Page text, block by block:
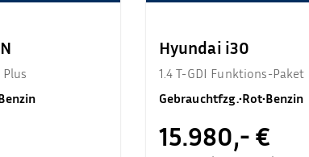
Hyundai i30
1.4 T-GDI Funktions-Paket
Gebrauchtfzg.•Rot•Benzin
15.980,- €